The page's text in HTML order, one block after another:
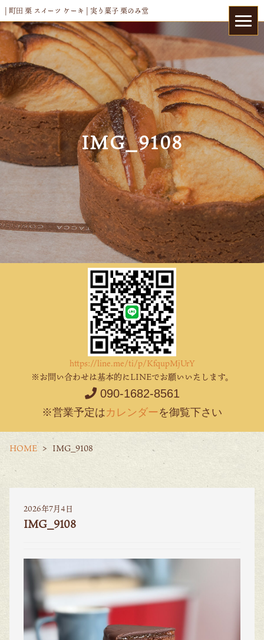
| 町田 栗 スイーツ ケーキ | 実り菓子 栗のみ堂
IMG_9108
https://line.me/ti/p/KfqupMjUrY
※お問い合わせは基本的にLINEでお願いいたします。
090-1682-8561
※営業予定はカレンダーを御覧下さい
HOME IMG_9108
2026年7月4日
IMG_9108